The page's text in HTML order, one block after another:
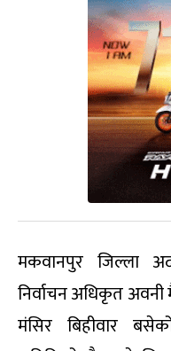
मकवानपुर जिल्ला
निर्वाचन अधिकृत अवनी
मंसिर बिहीवार